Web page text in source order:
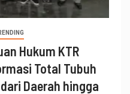
Hukum KTR
Total Tubuh
Daerah hingga